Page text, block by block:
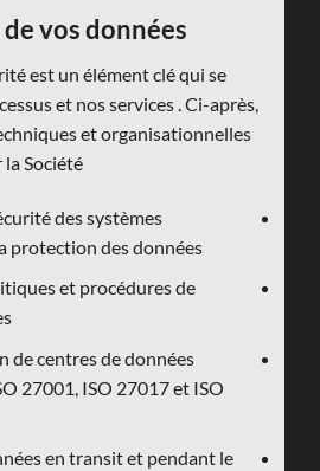
est un élément clé qui se
et nos services . Ci-après,
et organisationnelles
Société :
des systèmes
protection des données ;
et procédures de
;
de centres de données
27001, ISO 27017 et ISO
en transit et pendant le